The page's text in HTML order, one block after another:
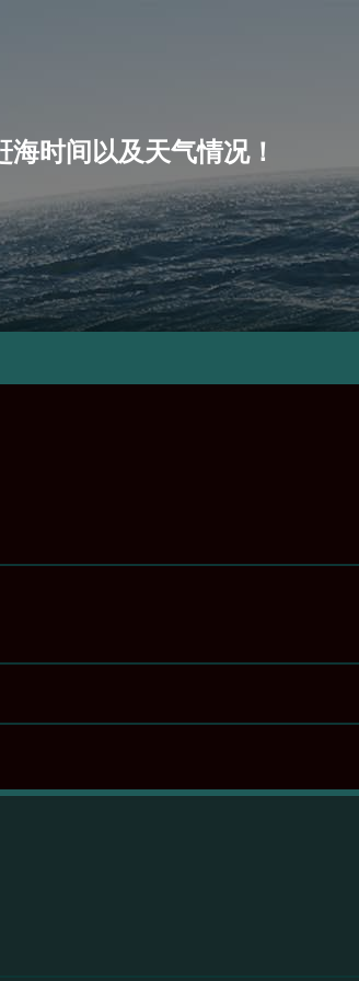
海时间以及天气情况！